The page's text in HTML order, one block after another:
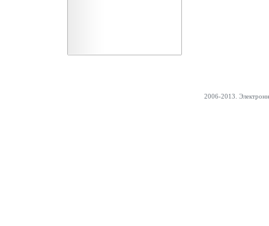
2006-2013.